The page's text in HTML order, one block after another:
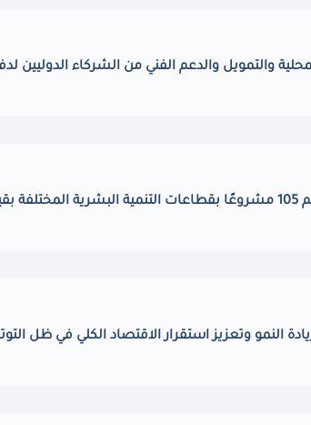
والتمويل والدعم الفني من الشركاء الدوليين
النمو وتعزيز استقرار الاقتصاد الكلي في ظل